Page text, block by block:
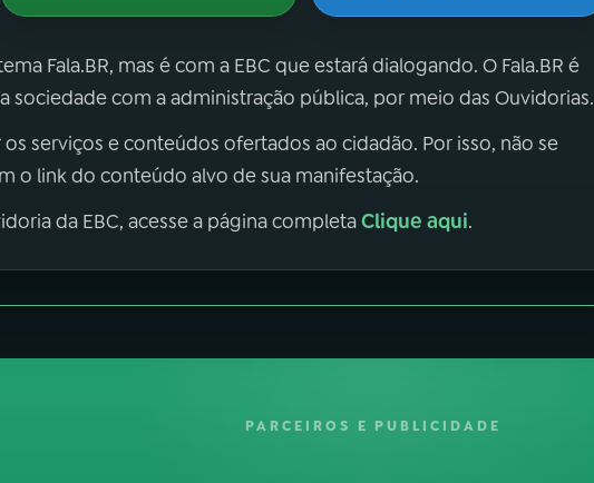
Fala.BR, mas é com a EBC que estará dialogando. O Fala.BR é
sociedade com a administração pública, por meio das Ouvidorias.
os serviços e conteúdos ofertados ao cidadão. Por isso, não se
o link do conteúdo alvo de sua manifestação.
da EBC, acesse a página completaClique aqui.
PARCEIROS E PUBLICIDADE